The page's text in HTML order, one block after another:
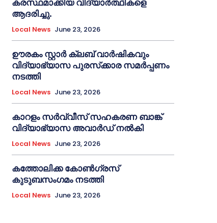
കരസ്ഥമാക്കിയ വിദ്യാർത്ഥികളെ
ആദരിച്ചു.
Local News June 23, 2026
ഊരകം സ്റ്റാർ ക്ലബ് വാർഷികവും
വിദ്യാഭ്യാസ പുരസ്‌ക്കാര സമർപ്പണം
നടത്തി
Local News June 23, 2026
കാറളം സർവ്വീസ് സഹകരണ ബാങ്ക്
വിദ്യാഭ്യാസ അവാർഡ് നൽകി
Local News June 23, 2026
കത്തോലിക്ക കോൺഗ്രസ്
കുടുബസംഗമം നടത്തി
Local News June 23, 2026